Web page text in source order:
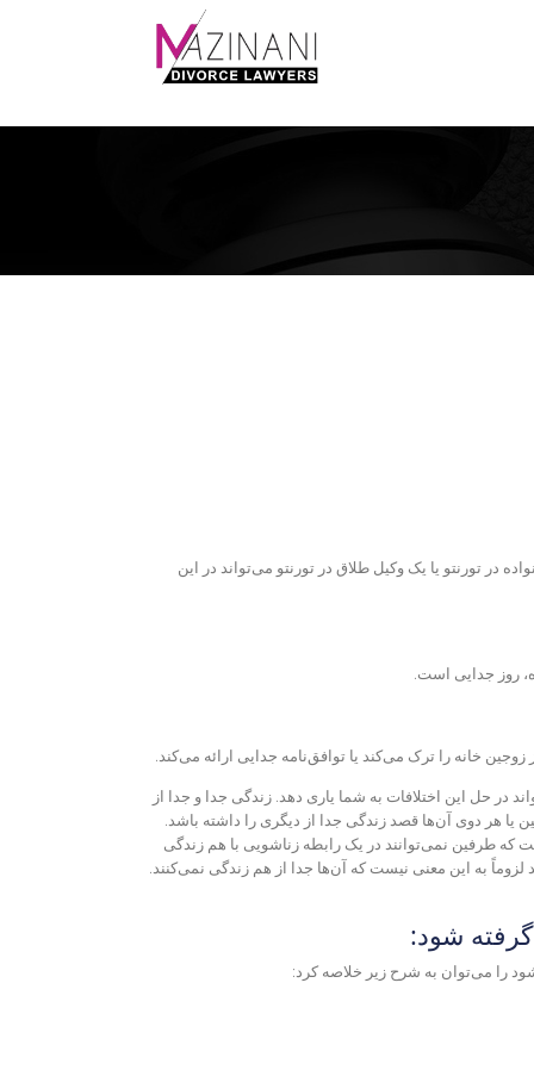
در تورنتو یا یک وکیل طلاق در تورنتو می‌تواند در این
روز جدایی است.
خانه را ترک می‌کند یا توافق‌نامه جدایی ارائه می‌کند.
در حل این اختلافات به شما یاری دهد. زندگی جدا و جدا از
یا هر دوی آن‌ها قصد زندگی جدا از دیگری را داشته باشد.
که طرفین نمی‌توانند در یک رابطه زناشویی با هم زندگی
لزوماً به این معنی نیست که آن‌ها جدا از هم زندگی نمی‌کنند.
گرفته شود:
را می‌توان به شرح زیر خلاصه کرد: